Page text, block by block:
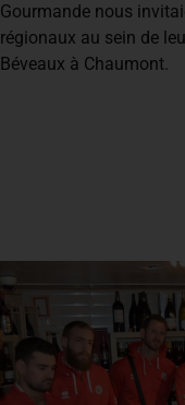
Gourmande nous
régionaux au sein de
Béveaux à Chaumont.